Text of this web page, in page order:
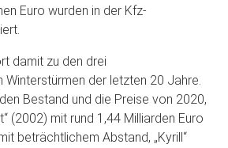
Euro wurden in der Kfz-
damit zu den drei
der letzten 20 Jahre.
Bestand und die Preise von 2020,
(2002) mit rund 1,44 Milliarden Euro
beträchtlichem Abstand, „Kyrill“